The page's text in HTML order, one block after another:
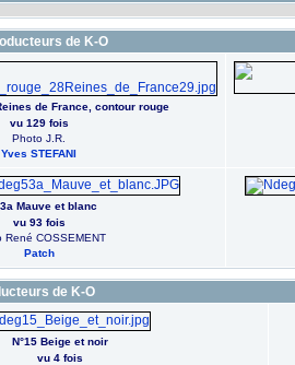
de K-O
de France, contour rouge
vu 129 fois
Photo J.R.
Yves STEFANI
Mauve et blanc
vu 93 fois
René COSSEMENT
Patch
de K-O
N°15 Beige et noir
vu 4 fois